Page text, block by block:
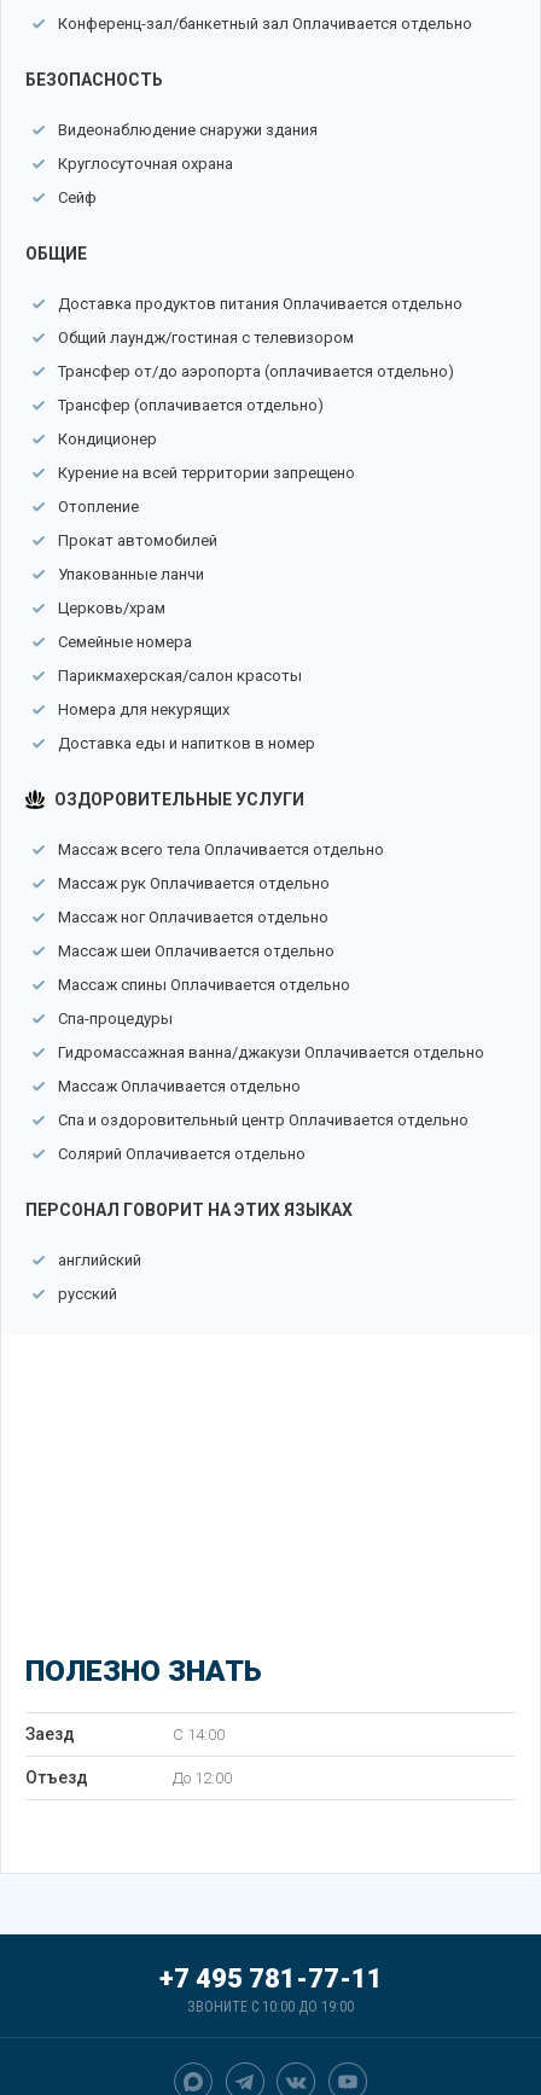
Конференц-зал/банкетный зал Оплачивается отдельно
БЕЗОПАСНОСТЬ
Видеонаблюдение снаружи здания
Круглосуточная охрана
Сейф
ОБЩИЕ
Доставка продуктов питания Оплачивается отдельно
Общий лаундж/гостиная с телевизором
Трансфер от/до аэропорта (оплачивается отдельно)
Трансфер (оплачивается отдельно)
Кондиционер
Курение на всей территории запрещено
Отопление
Прокат автомобилей
Упакованные ланчи
Церковь/храм
Семейные номера
Парикмахерская/салон красоты
Номера для некурящих
Доставка еды и напитков в номер
ОЗДОРОВИТЕЛЬНЫЕ УСЛУГИ
Массаж всего тела Оплачивается отдельно
Массаж рук Оплачивается отдельно
Массаж ног Оплачивается отдельно
Массаж шеи Оплачивается отдельно
Массаж спины Оплачивается отдельно
Спа-процедуры
Гидромассажная ванна/джакузи Оплачивается отдельно
Массаж Оплачивается отдельно
Спа и оздоровительный центр Оплачивается отдельно
Солярий Оплачивается отдельно
ПЕРСОНАЛ ГОВОРИТ НА ЭТИХ ЯЗЫКАХ
английский
русский
ПОЛЕЗНО ЗНАТЬ
Заезд C 14:00
Отъезд До 12:00
+7 495 781-77-11
ЗВОНИТЕ С 10:00 ДО 19:00